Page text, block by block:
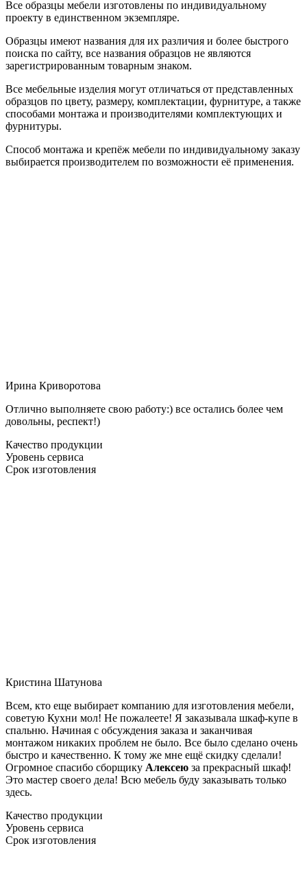
Все образцы мебели изготовлены по индивидуальному
проекту в единственном экземпляре.
Образцы имеют названия для их различия и более быстрого
поиска по сайту, все названия образцов не являются
зарегистрированным товарным знаком.
Все мебельные изделия могут отличаться от представленных
образцов по цвету, размеру, комплектации, фурнитуре, а также
способами монтажа и производителями комплектующих и
фурнитуры.
Способ монтажа и крепёж мебели по индивидуальному заказу
выбирается производителем по возможности её применения.
Ирина Криворотова
Отлично выполняете свою работу:) все остались более чем
довольны, респект!)
Качество продукции
Уровень сервиса
Срок изготовления
Кристина Шатунова
Всем, кто еще выбирает компанию для изготовления мебели,
советую Кухни мол! Не пожалеете! Я заказывала шкаф-купе в
спальню. Начиная с обсуждения заказа и заканчивая
монтажом никаких проблем не было. Все было сделано очень
быстро и качественно. К тому же мне ещё скидку сделали!
Огромное спасибо сборщику Алексею за прекрасный шкаф!
Это мастер своего дела! Всю мебель буду заказывать только
здесь.
Качество продукции
Уровень сервиса
Срок изготовления